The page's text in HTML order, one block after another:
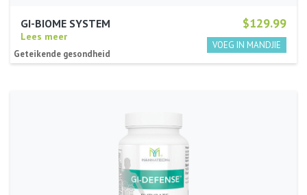
$129.99
GI-BIOME SYSTEM
Lees meer
Geteikende gesondheid